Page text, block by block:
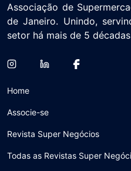
Associação de
de Janeiro. Unindo,
setor há mais de 5
Home
Associe-se
Revista Super Negócios
Todas as Revistas Super